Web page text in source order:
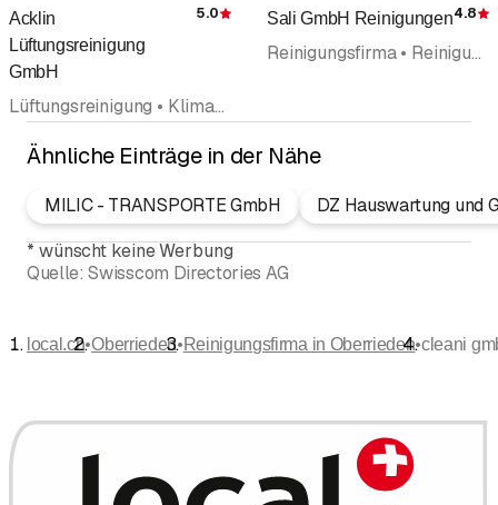
Acklin
Lüftungsreinigung
GmbH
Bewertung
5.0
Lüftungsreinigung • Klimaanlagen • Lüftung • Ventilation • Hygiene • Reinigungsfirma • Reinigungsunternehmung • Facility Management
Sali GmbH Reinigungen4.8
Reinigungsfirma • Reinigungsunternehmung • Gebäudereinigung • Umzugsfirma • Umzug • Hauswartungen Liegenschaftenservice • Wohnungsreinigung • Räumungen • Unterhaltsreinigung
Ähnliche Einträge in der Nähe
MILIC - TRANSPORTE GmbH
DZ Hauswartung und
* wünscht keine Werbung
Quelle: Swisscom Directories AG
local.ch•Oberrieden•Reinigungsfirma in Oberrieden•cleani